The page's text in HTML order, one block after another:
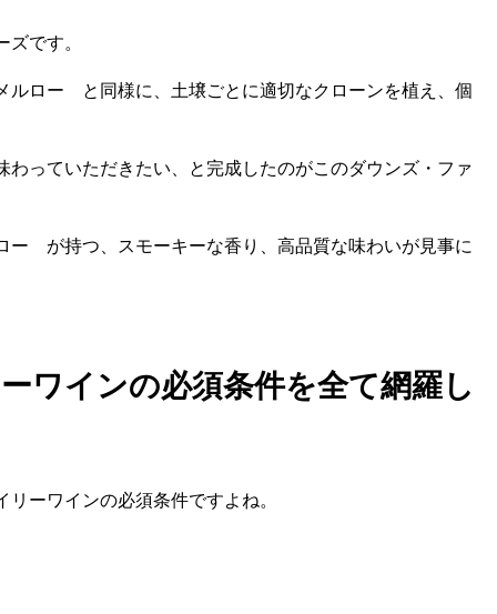
です。
ロー と同様に、土壌ごとに適切なクローンを植え、個
っていただきたい、と完成したのがこのダウンズ・ファ
ー が持つ、スモーキーな香り、高品質な味わいが見事に
ワインの必須条件を全て網羅し
ーワインの必須条件ですよね。